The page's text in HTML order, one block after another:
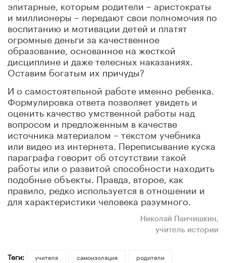
элитарные, которым родители – аристократы
и миллионеры – передают свои полномочия по
воспитанию и мотивации детей и платят
огромные деньги за качественное
образование, основанное на жесткой
дисциплине и даже телесных наказаниях.
Оставим богатым их причуды?
И о самостоятельной работе именно ребенка.
Формулировка ответа позволяет увидеть и
оценить качество умственной работы над
вопросом и предложенным в качестве
источника материалом – текстом учебника
или видео из интернета. Переписывание куска
параграфа говорит об отсутствии такой
работы или о развитой способности находить
подобные объекты. Правда, второе, как
правило, редко используется в отношении и
для характеристики человека разумного.
Николай Панчишкин,
учитель истории
Теги: учителя самоизоляция
родители